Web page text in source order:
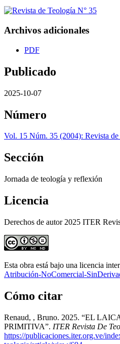
Archivos adicionales
PDF
Publicado
2025-10-07
Número
Vol. 15 Núm. 35 (2004): Revista
Sección
Jornada de teología y reflexión
Licencia
Derechos de autor 2025 ITER
Esta obra está bajo una licencia
Atribución-NoComercial-
Cómo citar
Renaud, , Bruno. 2025. “EL
PRIMITIVA”. ITER Revista De
https://publicaciones.iter.org.ve/